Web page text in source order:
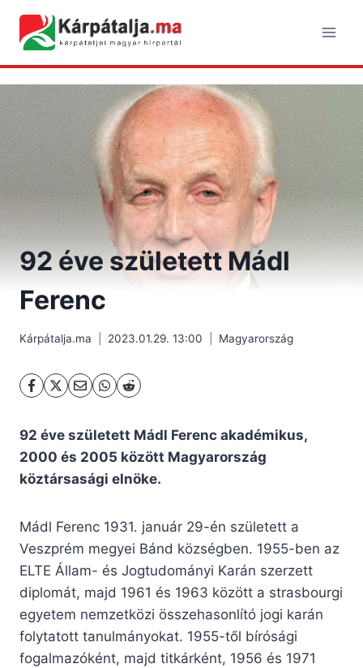
content
92 éve született Mádl
Ferenc
Kárpátalja.ma 2023.01.29. 13:00 Magyarország
92 éve született Mádl Ferenc akadémikus,
2000 és 2005 között Magyarország
köztársasági elnöke.
Mádl Ferenc 1931. január 29-én született a
Veszprém megyei Bánd községben. 1955-ben az
ELTE Állam- és Jogtudományi Karán szerzett
diplomát, majd 1961 és 1963 között a strasbourgi
egyetem nemzetközi összehasonlító jogi karán
folytatott tanulmányokat. 1955-től bírósági
fogalmazóként, majd titkárként, 1956 és 1971